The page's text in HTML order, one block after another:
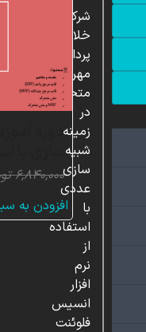
دوره
۶,۸۴۰,۰۰۰
افزودن به
شرکت
خلاق
پردازشگران
مهر،
متخصص
در
زمینه
شبیه
سازی
عددی
با
استفاده
از
نرم
افزار
انسیس
فلوئنت